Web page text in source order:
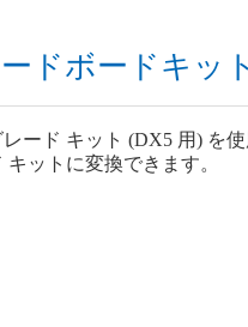
ドボードキッ
ード キット (DX5 用) を
ットに変換できます。